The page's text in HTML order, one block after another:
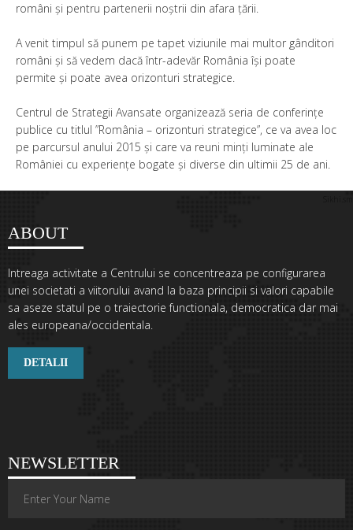
români și pentru partenerii noștrii din afara țării.
A venit timpul să punem pe tapet viziunile mai multor gânditori
români și să vedem dacă într-adevăr România își poate
permite și poate avea orizonturi strategice.
Centrul de Strategii Avansate organizează seria de conferințe
publice cu titlul ”România – orizonturi strategice”, ce va avea loc
pe parcursul anului 2015 și care va reuni minți luminate ale
României cu experiențe bogate și diverse din ultimii 25 de ani.
ABOUT
Intreaga activitate a Centrului se concentreaza pe configurarea
unei societati a viitorului avand la baza principii si valori capabile
sa aseze statul pe o traiectorie functionala, democratica dar mai
ales europeana/occidentala.
DETALII
NEWSLETTER